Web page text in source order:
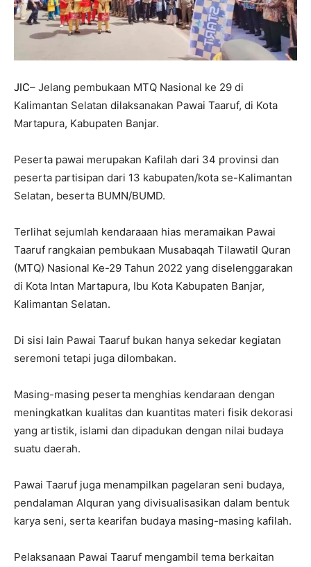
JIC– Jelang pembukaan MTQ Nasional ke 29 di
Kalimantan Selatan dilaksanakan Pawai Taaruf, di Kota
Martapura, Kabupaten Banjar.
Peserta pawai merupakan Kafilah dari 34 provinsi dan
peserta partisipan dari 13 kabupaten/kota se-Kalimantan
Selatan, beserta BUMN/BUMD.
Terlihat sejumlah kendaraaan hias meramaikan Pawai
Taaruf rangkaian pembukaan Musabaqah Tilawatil Quran
(MTQ) Nasional Ke-29 Tahun 2022 yang diselenggarakan
di Kota Intan Martapura, Ibu Kota Kabupaten Banjar,
Kalimantan Selatan.
Di sisi lain Pawai Taaruf bukan hanya sekedar kegiatan
seremoni tetapi juga dilombakan.
Masing-masing peserta menghias kendaraan dengan
meningkatkan kualitas dan kuantitas materi fisik dekorasi
yang artistik, islami dan dipadukan dengan nilai budaya
suatu daerah.
Pawai Taaruf juga menampilkan pagelaran seni budaya,
pendalaman Alquran yang divisualisasikan dalam bentuk
karya seni, serta kearifan budaya masing-masing kafilah.
Pelaksanaan Pawai Taaruf mengambil tema berkaitan